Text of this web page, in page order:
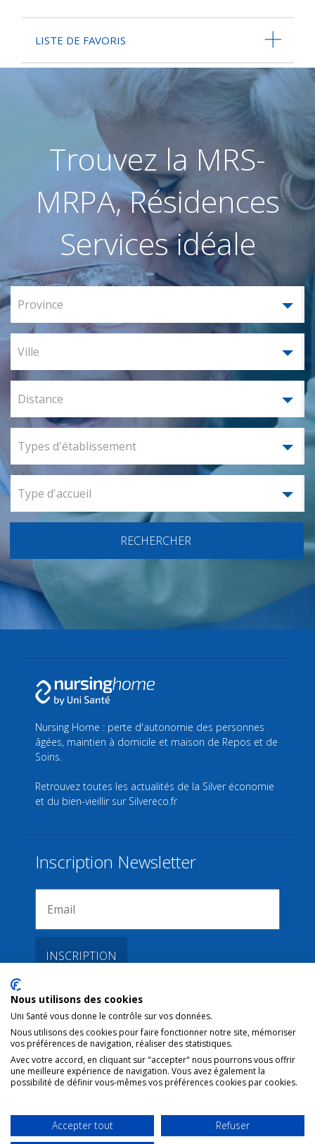
LISTE DE FAVORIS
Trouvez la MRS-
MRPA, Résidences
Services idéale
Province
Ville
Distance
Types d'établissement
Type d'accueil
RECHERCHER
Nous utilisons des cookies
Uni Santé vous donne le contrôle sur vos données.
Nous utilisons des cookies pour faire fonctionner notre site, mémoriser
vos préférences de navigation, réaliser des statistiques.
Avec votre accord, en cliquant sur "accepter" nous pourrons vous offrir
une meilleure expérience de navigation. Vous avez également la
possibilité de définir vous-mêmes vos préférences cookies par cookies.
Accepter tout Refuser
Nursing Home : perte d'autonomie des personnes
âgées, maintien à domicile et maison de Repos et de
Soins.
Retrouvez toutes les actualités de la Silver économie
et du bien-vieillir sur Silvereco.fr
Inscription Newsletter
Liens
Conditions d’utilisation
Contact NL
Mentions Légales